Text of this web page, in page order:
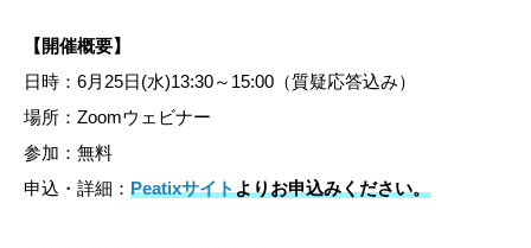
【開催概要】
日時：6月25日(水)13:30～15:00（質疑応答込み）
場所：Zoomウェビナー
参加：無料
申込・詳細： Peatixサイトよりお申込みください。